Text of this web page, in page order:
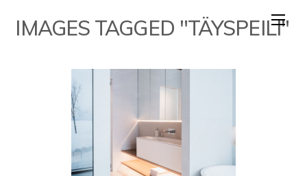
content
IMAGES TAGGED "TÄYSPEILI"